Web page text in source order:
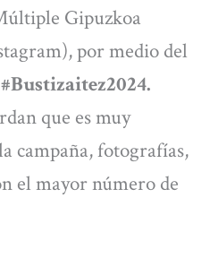
Gipuzkoa
por medio del
que es muy
campaña, fotografías,
el mayor número de